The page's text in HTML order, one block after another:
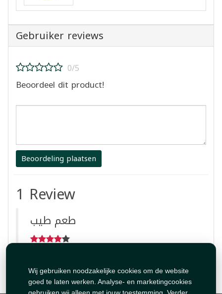
Wij gebruiken noodzakelijke cookies om de website
goed te laten werken. Analyse- en marketingcookies
Gebruiker reviews
0/5
Beoordeel dit product!
Beoordeling plaatsen
1 Review
طعم طيب